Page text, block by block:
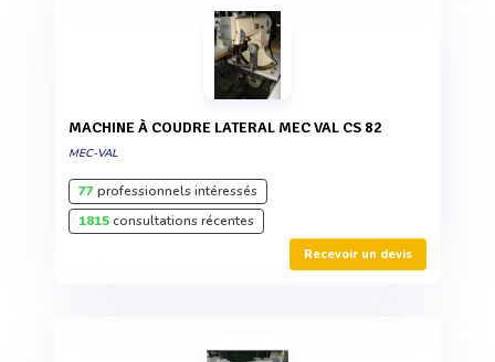
MACHINE À COUDRE LATERAL MEC VAL CS 82
MEC-VAL
77professionnels intéressés
1815consultations récentes
Recevoir un devis